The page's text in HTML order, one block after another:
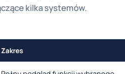
kilka systemów.
Zakres